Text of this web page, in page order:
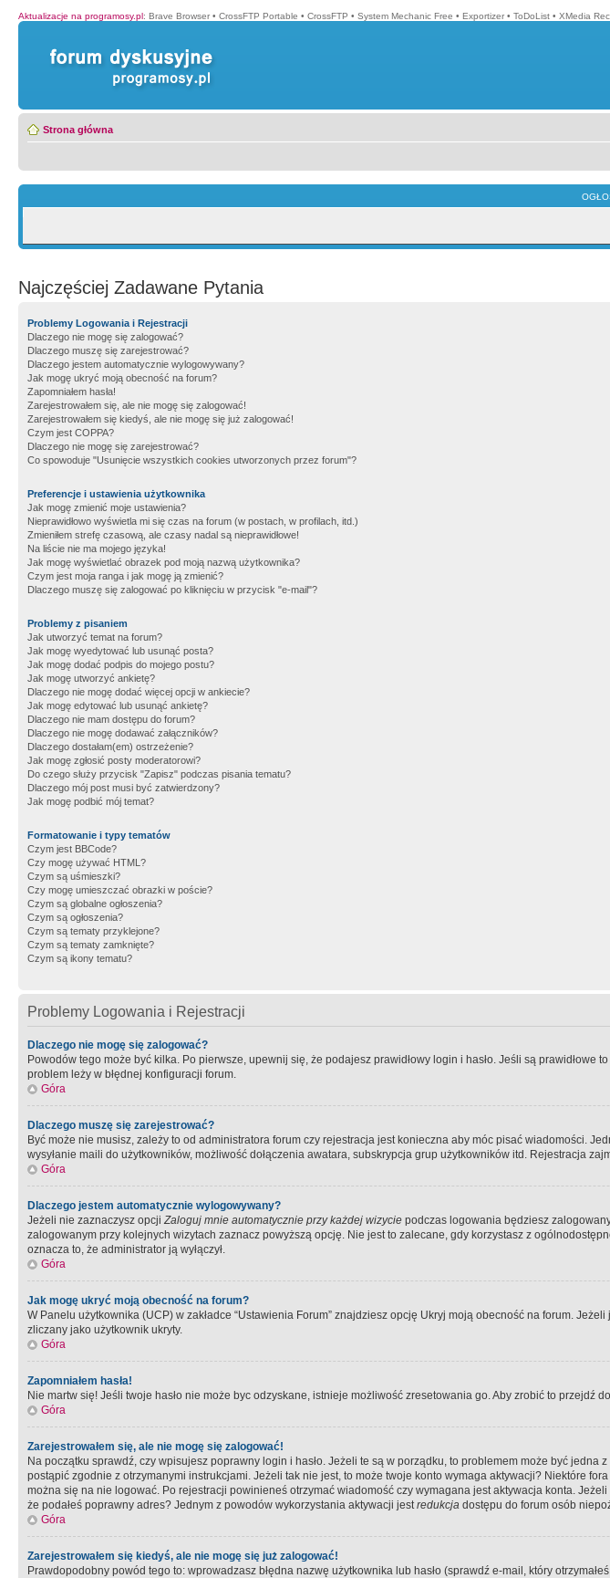
Aktualizacje na programosy.pl: Brave Browser • CrossFTP Portable • CrossFTP • System Mechanic Free • Exportizer • ToDoList • XMedia
Strona główna
Najczęściej Zadawane Pytania
Problemy Logowania i Rejestracji
Dlaczego nie mogę się zalogować?
Dlaczego muszę się zarejestrować?
Dlaczego jestem automatycznie wylogowywany?
Jak mogę ukryć moją obecność na forum?
Zapomniałem hasła!
Zarejestrowałem się, ale nie mogę się zalogować!
Zarejestrowałem się kiedyś, ale nie mogę się już zalogować!
Czym jest COPPA?
Dlaczego nie mogę się zarejestrować?
Co spowoduje "Usunięcie wszystkich cookies utworzonych przez forum"?
Preferencje i ustawienia użytkownika
Jak mogę zmienić moje ustawienia?
Nieprawidłowo wyświetla mi się czas na forum (w postach, w profilach, itd.)
Zmieniłem strefę czasową, ale czasy nadal są nieprawidłowe!
Na liście nie ma mojego języka!
Jak mogę wyświetlać obrazek pod moją nazwą użytkownika?
Czym jest moja ranga i jak mogę ją zmienić?
Dlaczego muszę się zalogować po kliknięciu w przycisk "e-mail"?
Problemy z pisaniem
Jak utworzyć temat na forum?
Jak mogę wyedytować lub usunąć posta?
Jak mogę dodać podpis do mojego postu?
Jak mogę utworzyć ankietę?
Dlaczego nie mogę dodać więcej opcji w ankiecie?
Jak mogę edytować lub usunąć ankietę?
Dlaczego nie mam dostępu do forum?
Dlaczego nie mogę dodawać załączników?
Dlaczego dostałam(em) ostrzeżenie?
Jak mogę zgłosić posty moderatorowi?
Do czego służy przycisk "Zapisz" podczas pisania tematu?
Dlaczego mój post musi być zatwierdzony?
Jak mogę podbić mój temat?
Formatowanie i typy tematów
Czym jest BBCode?
Czy mogę używać HTML?
Czym są uśmieszki?
Czy mogę umieszczać obrazki w poście?
Czym są globalne ogłoszenia?
Czym są ogłoszenia?
Czym są tematy przyklejone?
Czym są tematy zamknięte?
Czym są ikony tematu?
Problemy Logowania i Rejestracji
Dlaczego nie mogę się zalogować?
Powodów tego może być kilka. Po pierwsze, upewnij się, że podajesz prawidłowy login i hasło. Jeśli są
problem leży w błędnej konfiguracji forum.
Góra
Dlaczego muszę się zarejestrować?
Być może nie musisz, zależy to od administratora forum czy rejestracja jest konieczna aby móc pisać wiadomości.
wysyłanie maili do użytkowników, możliwość dołączenia awatara, subskrypcja grup użytkowników itd. Rejestracja
Góra
Dlaczego jestem automatycznie wylogowywany?
Jeżeli nie zaznaczysz opcjiZaloguj mnie automatycznie przy każdej wizycie podczas logowania będziesz
zalogowanym przy kolejnych wizytach zaznacz powyższą opcję. Nie jest to zalecane, gdy korzystasz z
oznacza to, że administrator ją wyłączył.
Góra
Jak mogę ukryć moją obecność na forum?
W Panelu użytkownika (UCP) w zakładce “Ustawienia Forum” znajdziesz opcję Ukryj moją obecność na forum.
zliczany jako użytkownik ukryty.
Góra
Zapomniałem hasła!
Nie martw się! Jeśli twoje hasło nie może byc odzyskane, istnieje możliwość zresetowania go. Aby zrobić to przejdź
Góra
Zarejestrowałem się, ale nie mogę się zalogować!
Na początku sprawdź, czy wpisujesz poprawny login i hasło. Jeżeli te są w porządku, to problemem może być jedna
postąpić zgodnie z otrzymanymi instrukcjami. Jeżeli tak nie jest, to może twoje konto wymaga aktywacji? Niektóre
można się na nie logować. Po rejestracji powinieneś otrzymać wiadomość czy wymagana jest aktywacja konta.
że podałeś poprawny adres? Jednym z powodów wykorzystania aktywacji jestredukcja dostępu do forum osób
Góra
Zarejestrowałem się kiedyś, ale nie mogę się już zalogować!
Prawdopodobny powód tego to: wprowadzasz błędna nazwę użytkownika lub hasło (sprawdź e-mail, który